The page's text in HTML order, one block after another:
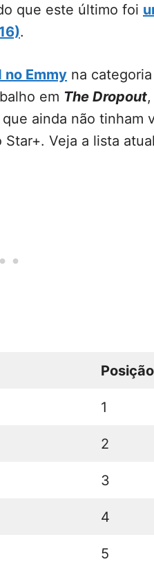
que este último foi
.
Emmy na
em The Dropout
ainda não tinham
Veja a lista
1
2
3
4
5